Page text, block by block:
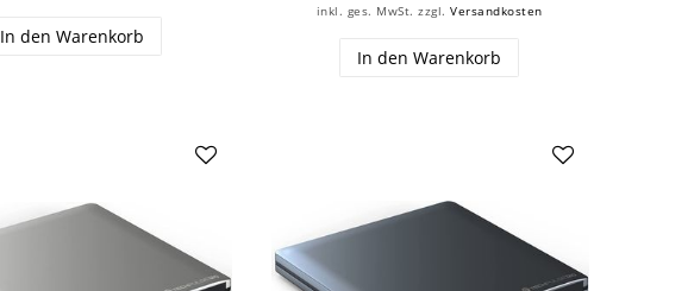
In den Warenkorb
inkl. ges. MwSt. zzgl.Versandkosten
In den Warenkorb